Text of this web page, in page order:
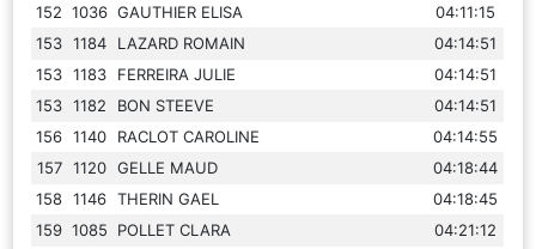
152 1036 GAUTHIER ELISA
04:11:15
153 1184 LAZARD ROMAIN
04:14:51
153 1183 FERREIRA JULIE
04:14:51
153 1182 BON STEEVE
04:14:51
156 1140 RACLOT CAROLINE
04:14:55
157 1120 GELLE MAUD
04:18:44
158 1146 THERIN GAEL
04:18:45
159 1085 POLLET CLARA
04:21:12